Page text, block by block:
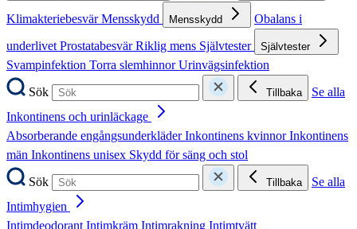
KlimakteriebesvärMensskydd Mensskydd
Obalans i
underlivetProstatabesvärRiklig mens Självtester Självtester
Svampinfektion Torra slemhinnorUrinvägsinfektion
Sök
Tillbaka
Se alla
Inkontinens och urinläckage
Absorberande engångsunderkläderInkontinens kvinnorInkontinens
män Inkontinens unisex Skydd för säng och stol
Sök
Tillbaka
Se alla
Intimhygien
IntimdeodorantIntimkräm Intimrakning Intimtvätt